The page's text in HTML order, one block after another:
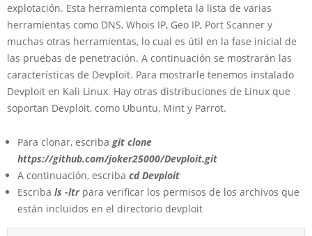
explotación. Esta herramienta completa la lista de varias
herramientas como DNS, Whois IP, Geo IP, Port Scanner y
muchas otras herramientas, lo cual es útil en la fase inicial de
las pruebas de penetración. A continuación se mostrarán las
características de Devploit. Para mostrarle tenemos instalado
Devploit en Kali Linux. Hay otras distribuciones de Linux que
soportan Devploit, como Ubuntu, Mint y Parrot.
Para clonar, escriba git clone
https://github.com/joker25000/Devploit.git
A continuación, escriba cd Devploit
Escriba ls -ltrpara verificar los permisos de los archivos que
están incluidos en el directorio devploit